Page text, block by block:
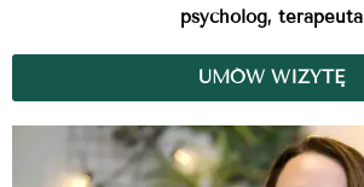
psycholog, terapeuta
UMÓW WIZYTĘ